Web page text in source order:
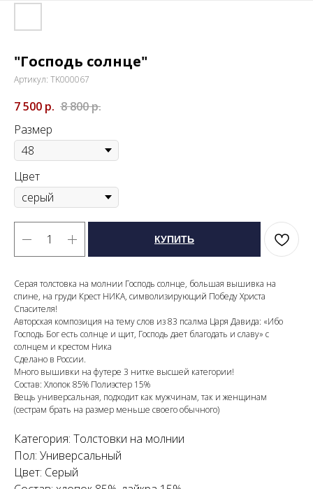
"Господь солнце"
Артикул: TK000067
7 500 р. 8 800р.
Размер
Цвет
КУПИТЬ
Серая толстовка на молнии Господь солнце, большая вышивка на
спине, на груди Крест НИКА, символизирующий Победу Христа
Спасителя!
Авторская композиция на тему слов из 83 псалма Царя Давида: «Ибо
Господь Бог есть солнце и щит, Господь дает благодать и славу» с
солнцем и крестом Ника
Сделано в России.
Много вышивки на футере 3 нитке высшей категории!
Состав: Хлопок 85% Полиэстер 15%
Вещь универсальная, подходит как мужчинам, так и женщинам
(сестрам брать на размер меньше своего обычного)
Категория: Толстовки на молнии
Пол: Универсальный
Цвет: Серый